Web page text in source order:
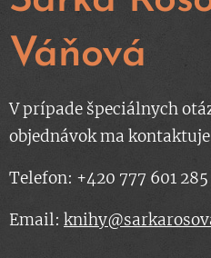
Váňová
V prípade špeciálnych
objednávok ma
Telefon: +420 777 601 285
Email: